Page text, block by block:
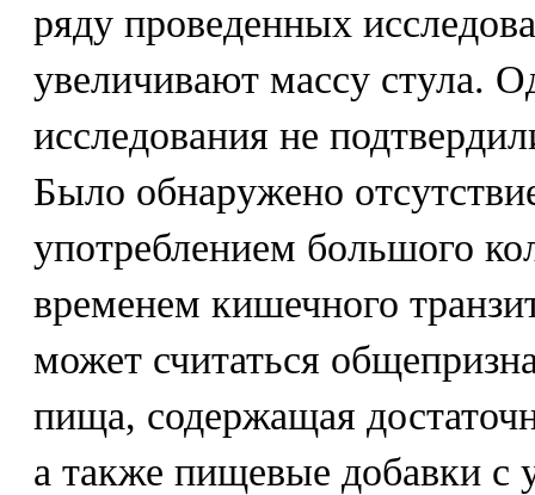
ряду проведенных
увеличивают массу стула.
исследования не
Было обнаружено
употреблением большого
временем кишечного
может считаться
пища, содержащая
а также пищевые добавки с